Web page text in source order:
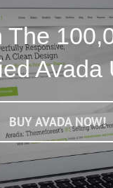
The
Avada
BUY AVADA NOW!